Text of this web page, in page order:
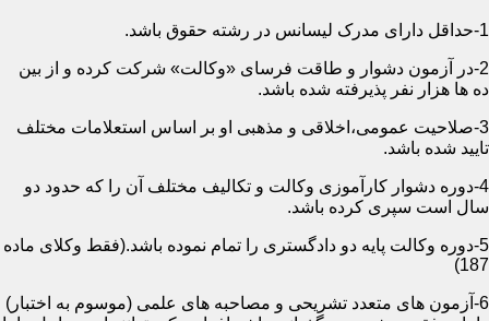
1-حداقل دارای مدرک لیسانس در رشته حقوق باشد.
2-در آزمون دشوار و طاقت فرسای «وکالت» شرکت کرده و از بین
ده ها هزار نفر پذیرفته شده باشد.
3-صلاحیت عمومی،اخلاقی و مذهبی او بر اساس استعلامات مختلف
تایید شده باشد.
4-دوره دشوار کارآموزی وکالت و تکالیف مختلف آن را که حدود دو
سال است سپری کرده باشد.
5-دوره وکالت پایه دو دادگستری را تمام نموده باشد.(فقط وکلای ماده
187)
6-آزمون های متعدد تشریحی و مصاحبه های علمی (موسوم به اختبار)